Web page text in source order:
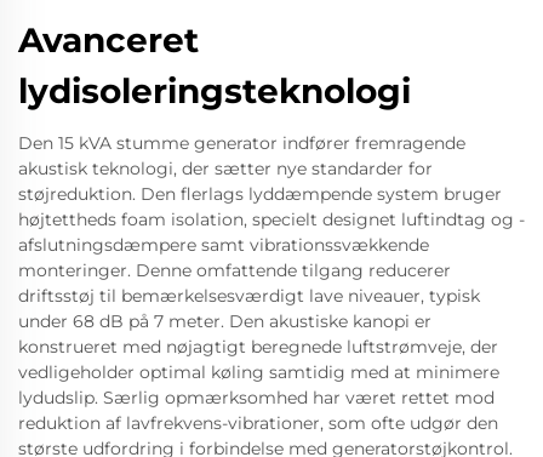
Avanceret
lydisoleringsteknologi
Den 15 kVA stumme generator indfører fremragende
akustisk teknologi, der sætter nye standarder for
støjreduktion. Den flerlags lyddæmpende system bruger
højtettheds foam isolation, specielt designet luftindtag og -
afslutningsdæmpere samt vibrationssvækkende
monteringer. Denne omfattende tilgang reducerer
driftsstøj til bemærkelsesværdigt lave niveauer, typisk
under 68 dB på 7 meter. Den akustiske kanopi er
konstrueret med nøjagtigt beregnede luftstrømveje, der
vedligeholder optimal køling samtidig med at minimere
lydudslip. Særlig opmærksomhed har været rettet mod
reduktion af lavfrekvens-vibrationer, som ofte udgør den
største udfordring i forbindelse med generatorstøjkontrol.